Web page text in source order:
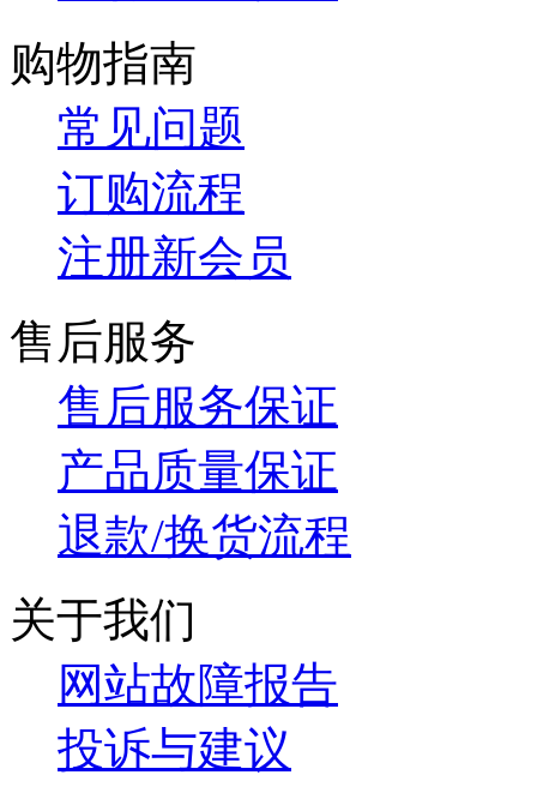
购物指南
常见问题
订购流程
注册新会员
售后服务
售后服务保证
产品质量保证
退款/换货流程
关于我们
网站故障报告
投诉与建议